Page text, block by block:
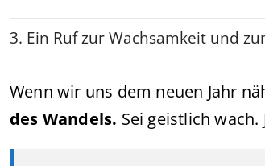
3. Ein Ruf zur Wachsamkeit und
Wenn wir uns dem neuen Jahr
des Wandels. Sei geistlich wach.